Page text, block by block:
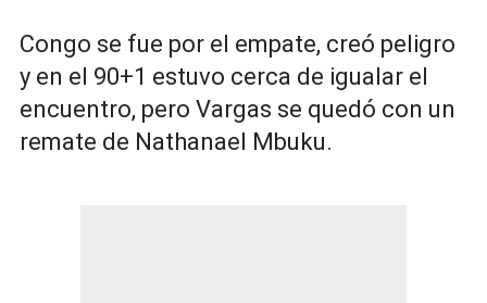
Congo se fue por el empate, creó peligro
y en el 90+1 estuvo cerca de igualar el
encuentro, pero Vargas se quedó con un
remate de Nathanael Mbuku.